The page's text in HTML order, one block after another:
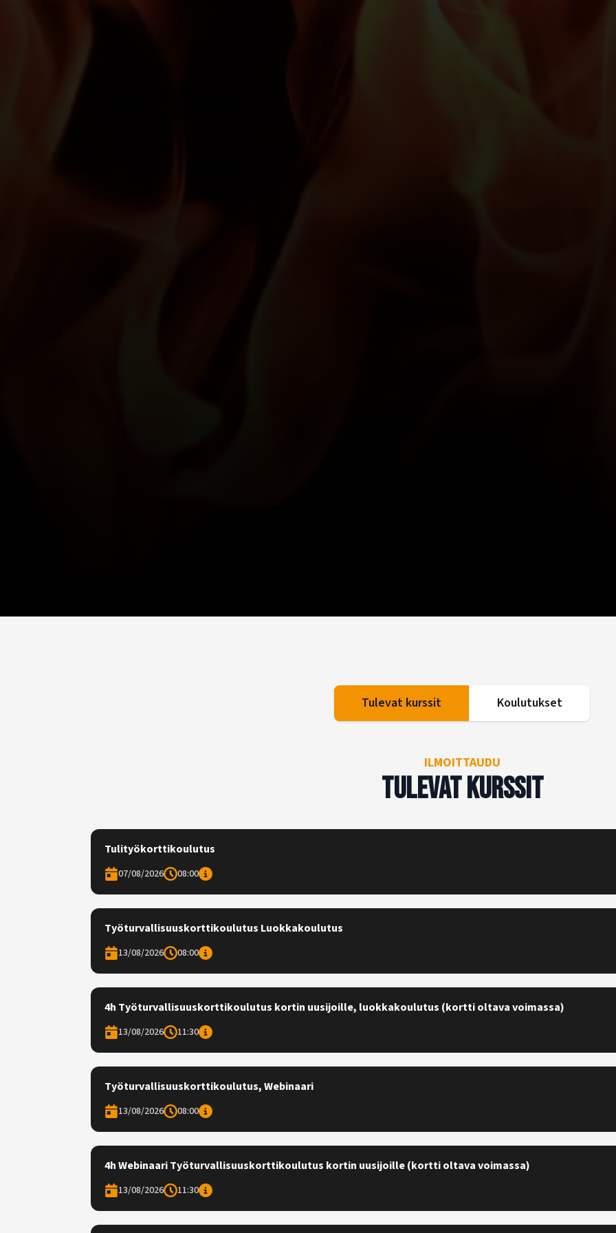
Tulevat kurssit Koulutukset
ILMOITTAUDU
Tulevat kurssit
Tulityökorttikoulutus
07/08/2026 08:00
Työturvallisuuskorttikoulutus Luokkakoulutus
13/08/2026 08:00
4h Työturvallisuuskorttikoulutus kortin uusijoille, luokkakoulutus (kortti oltava voimassa)
13/08/2026 11:30
Työturvallisuuskorttikoulutus, Webinaari
13/08/2026 08:00
4h Webinaari Työturvallisuuskorttikoulutus kortin uusijoille (kortti oltava voimassa)
13/08/2026 11:30